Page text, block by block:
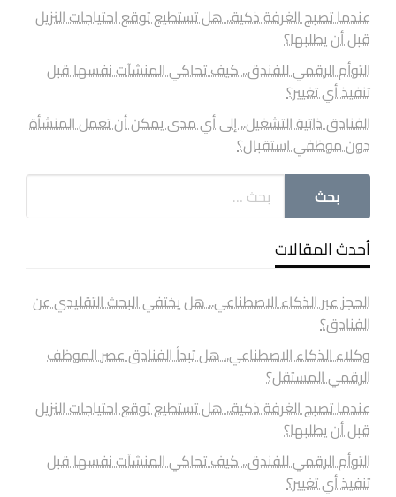
عندما تصبح الغرفة ذكية.. هل تستطيع توقع احتياجات النزيل
قبل أن يطلبها؟
التوأم الرقمي للفندق.. كيف تحاكي المنشآت نفسها قبل
تنفيذ أي تغيير؟
الفنادق ذاتية التشغيل.. إلى أي مدى يمكن أن تعمل المنشأة
دون موظفي استقبال؟
أحدث المقالات
الحجز عبر الذكاء الاصطناعي.. هل يختفي البحث التقليدي عن
الفنادق؟
وكلاء الذكاء الاصطناعي.. هل تبدأ الفنادق عصر الموظف
الرقمي المستقل؟
عندما تصبح الغرفة ذكية.. هل تستطيع توقع احتياجات النزيل
قبل أن يطلبها؟
التوأم الرقمي للفندق.. كيف تحاكي المنشآت نفسها قبل
تنفيذ أي تغيير؟